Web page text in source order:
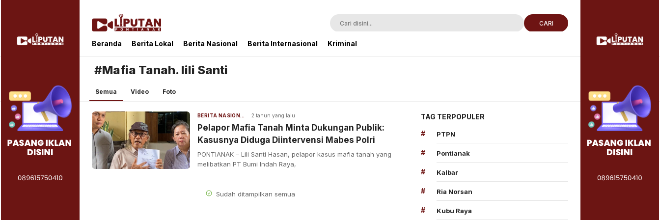
Liputan Pontianak
Berita Terkini dan TerUpdate
CARI
Beranda Berita Lokal Berita Nasional Berita Internasional Kriminal
#Mafia Tanah. lili Santi
Semua Video Foto
BERITA NASIONAL 2 tahun yang lalu
Pelapor Mafia Tanah Minta Dukungan Publik:
Kasusnya Diduga Diintervensi Mabes Polri
PONTIANAK – Lili Santi Hasan, pelapor kasus mafia tanah yang
melibatkan PT Bumi Indah Raya,
Sudah ditampilkan semua
TAG TERPOPULER
#
PTPN
# Pontianak
# Kalbar
# Ria Norsan
# Kubu Raya